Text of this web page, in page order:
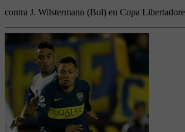
contra J. Wilstermann (Bol) en Copa